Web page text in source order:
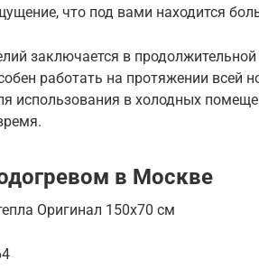
что под вами находится
заключается в продолжительной
работать на протяжении всей
использования в холодных
в Москве
Оригинал 150х70 см